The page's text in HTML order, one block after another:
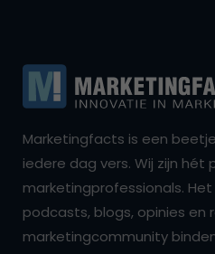
Marketingfacts is een
iedere dag vers. Wij zijn hét
marketingprofessionals. Het
podcasts, blogs, opinies en
marketingcommunity